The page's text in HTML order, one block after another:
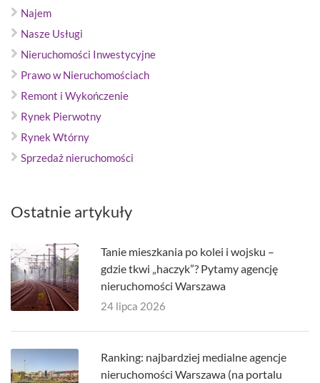
Najem
Nasze Usługi
Nieruchomości Inwestycyjne
Prawo w Nieruchomościach
Remont i Wykończenie
Rynek Pierwotny
Rynek Wtórny
Sprzedaż nieruchomości
Ostatnie artykuły
Tanie mieszkania po kolei i wojsku –
gdzie tkwi „haczyk”? Pytamy agencję
nieruchomości Warszawa
24 lipca 2026
Ranking: najbardziej medialne agencje
nieruchomości Warszawa (na portalu